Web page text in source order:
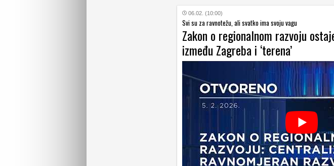
06.02. (10:00)
Svi su za ravnotežu, ali svatko ima svoju vagu
Zakon o regionalnom razvoju
između Zagreba i ‘terena’